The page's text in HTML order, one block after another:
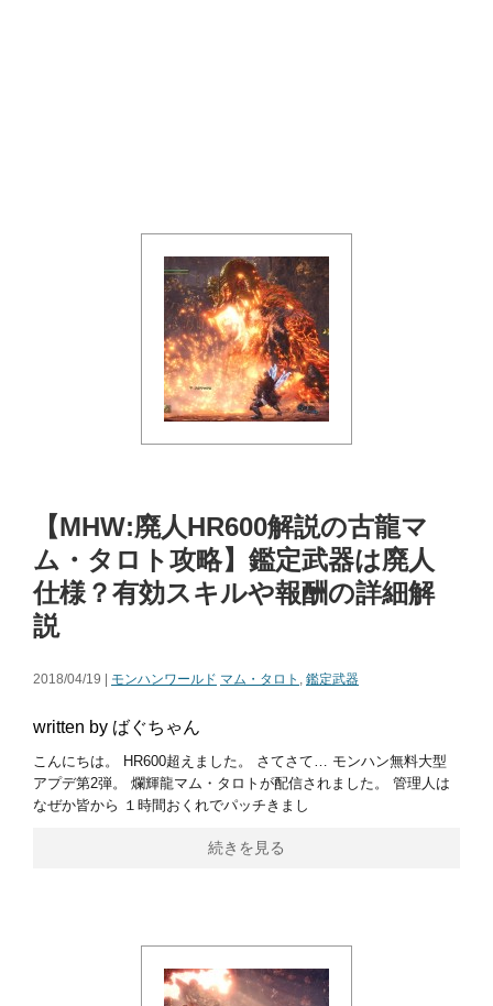
【MHW:廃人HR600解説の古龍マ
ム・タロト攻略】鑑定武器は廃人
仕様？有効スキルや報酬の詳細解
説
2018/04/19 | モンハンワールド マム・タロト , 鑑定武器
written by ばぐちゃん
こんにちは。 HR600超えました。 さてさて… モンハン無料大型
アプデ第2弾。 爛輝龍マム・タロトが配信されました。 管理人は
なぜか皆から １時間おくれでパッチきまし
続きを見る